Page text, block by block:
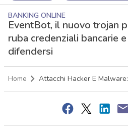
BANKING ONLINE
EventBot, il nuovo trojan
ruba credenziali bancarie
difendersi
Home Attacchi Hacker E